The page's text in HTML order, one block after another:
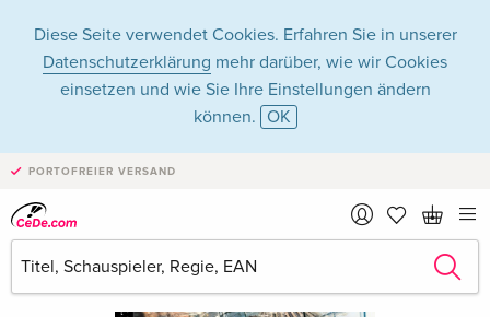
Diese Seite verwendet Cookies. Erfahren Sie in unserer
Datenschutzerklärung mehr darüber, wie wir Cookies
einsetzen und wie Sie Ihre Einstellungen ändern
können. OK
PORTOFREIER VERSAND